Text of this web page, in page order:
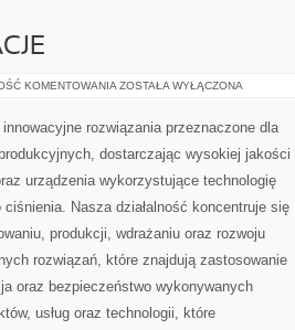
KOMENTOWANIA TECHNOLOGIE
ZOSTAŁA WYŁĄCZONA
rozwiązania przeznaczone dla
dostarczając wysokiej jakości
urządzenia wykorzystujące technologię
ciśnienia. Nasza działalność koncentruje się
produkcji, wdrażaniu oraz rozwoju
rozwiązań, które znajdują zastosowanie
oraz bezpieczeństwo wykonywanych
usług oraz technologii, które